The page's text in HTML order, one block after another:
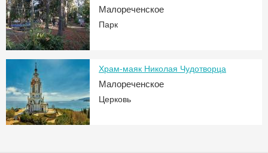
Малореченское
Парк
Храм-маяк Николая Чудотворца
Малореченское
Церковь